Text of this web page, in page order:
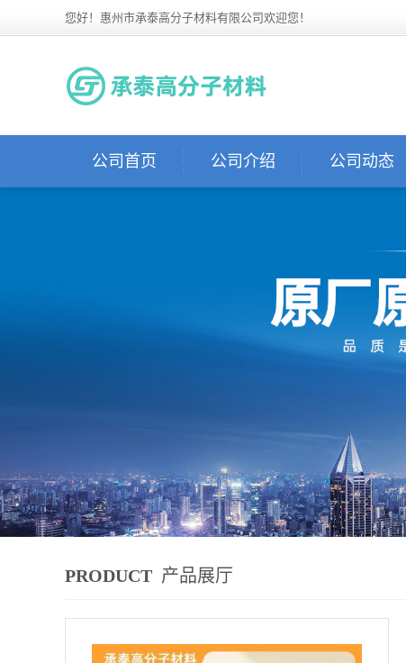
您好！惠州市承泰高分子材料有限公司欢迎您！
公司首页 公司介绍 公司动态
PRODUCT 产品展厅